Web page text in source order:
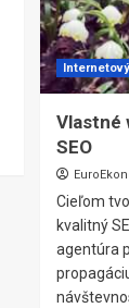
Vlastné
SEO
Cieľom
kvalitný
agentúra